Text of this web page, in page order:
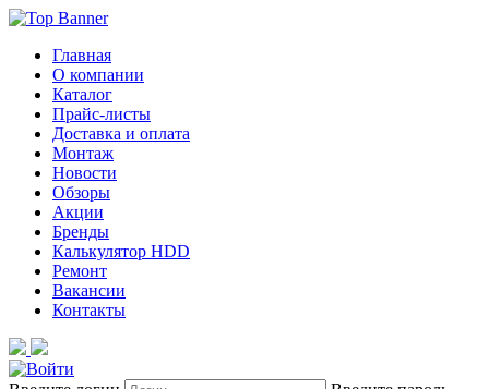
Главная
О компании
Каталог
Прайс-листы
Доставка и оплата
Монтаж
Новости
Обзоры
Акции
Бренды
Калькулятор HDD
Ремонт
Вакансии
Контакты